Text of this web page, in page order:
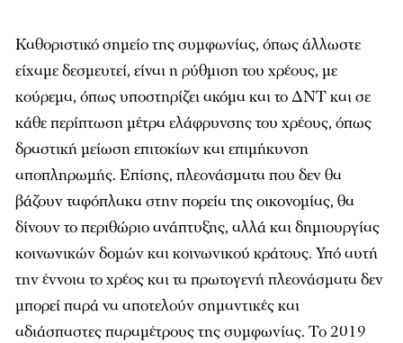
Καθοριστικό σημείο της συμφωνίας, όπως άλλωστε
είχαμε δεσμευτεί, είναι η ρύθμιση του χρέους, με
κούρεμα, όπως υποστηρίζει ακόμα και το ΔΝΤ και σε
κάθε περίπτωση μέτρα ελάφρυνσης του χρέους, όπως
δραστική μείωση επιτοκίων και επιμήκυνση
αποπληρωμής. Επίσης, πλεονάσματα που δεν θα
βάζουν ταφόπλακα στην πορεία της οικονομίας, θα
δίνουν το περιθώριο ανάπτυξης, αλλά και δημιουργίας
κοινωνικών δομών και κοινωνικού κράτους. Υπό αυτή
την έννοια το χρέος και τα πρωτογενή πλεονάσματα δεν
μπορεί παρά να αποτελούν σημαντικές και
αδιάσπαστες παραμέτρους της συμφωνίας. Το 2019